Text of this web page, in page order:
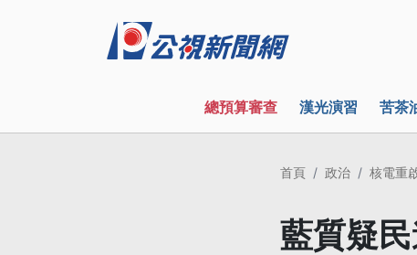
總預算審查 漢光演習 苦茶
首頁 政治 核電重
藍質疑